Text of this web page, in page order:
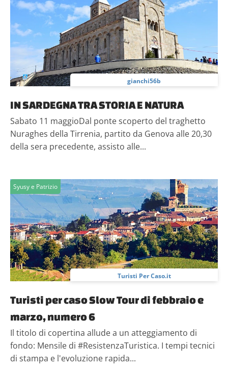
gianchi56b
IN SARDEGNA TRA STORIA E NATURA
Sabato 11 maggioDal ponte scoperto del traghetto
Nuraghes della Tirrenia, partito da Genova alle 20,30
della sera precedente, assisto alle...
Syusy e Patrizio
Turisti Per Caso.it
Turisti per caso Slow Tour di febbraio e
marzo, numero 6
Il titolo di copertina allude a un atteggiamento di
fondo: Mensile di #ResistenzaTuristica. I tempi tecnici
di stampa e l'evoluzione rapida...